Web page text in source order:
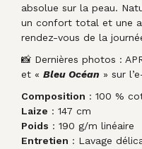
absolue sur la peau.
un confort total et une
rendez-vous de la
📸 Dernières photos :
et « Bleu Océan » sur
Composition : 100 %
Laize : 147 cm
Poids : 190 g/m linéaire
Entretien : Lavage